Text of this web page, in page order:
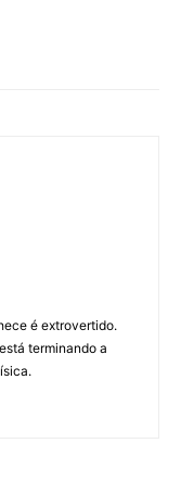
é extrovertido.
terminando a